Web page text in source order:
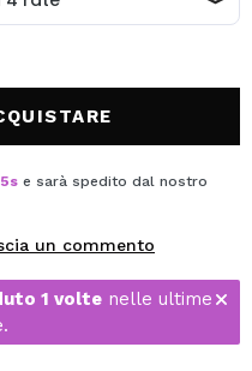
s e sarà spedito dal nostro
un commento
1 volte nelle ultime